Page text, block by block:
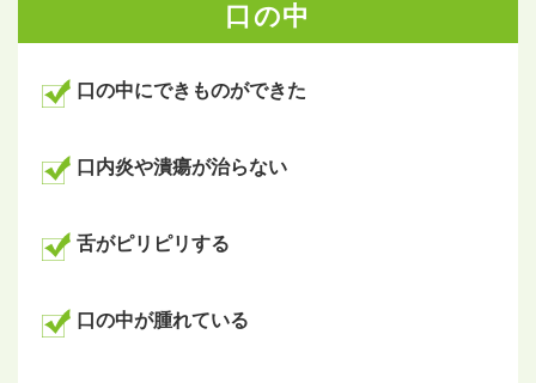
口の中
口の中にできものができた
口内炎や潰瘍が治らない
舌がピリピリする
口の中が腫れている